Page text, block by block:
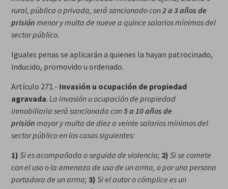
rural, pública o privada, será sancionado con2 a 3 años de
prisión menor y multa de nueve a quince salarios mínimos del
sector público.
Iguales penas se aplicarán a quienes la hayan patrocinado,
inducido, promovido u ordenado.
Artículo 271.- Invasión u ocupación de propiedad
agravada. La invasión u ocupación de propiedad
inmobiliaria será sancionada con5 a 10 años de
prisión mayor y multa de diez a veinte salarios mínimos del
sector público en los casos siguientes:
1) Si es acompañada o seguida de violencia; 2) Si se comete
con el uso o la amenaza de uso de un arma, o por una persona
portadora de un arma; 3) Si el autor o cómplice es un